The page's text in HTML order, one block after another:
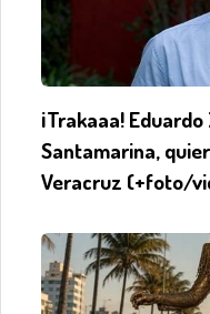
¡Trakaaa!
Santamarina,
Veracruz (+foto/